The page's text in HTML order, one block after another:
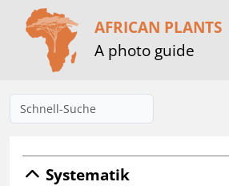
AFRICAN PLANTS
A photo guide
Systematik